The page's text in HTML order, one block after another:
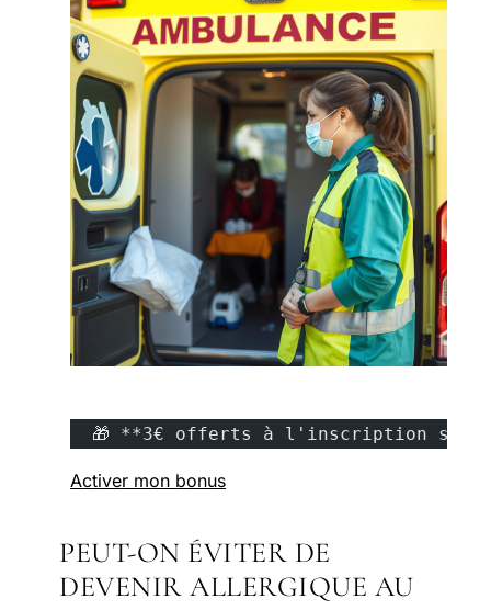
🎁 **3€ offerts à l'inscription sur
Activer mon bonus
PEUT-ON ÉVITER DE
DEVENIR ALLERGIQUE AU